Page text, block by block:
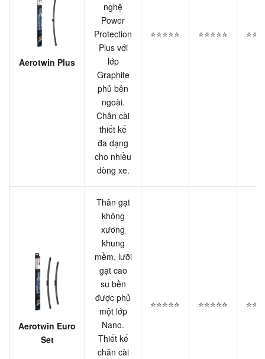
Aerotwin Plus
nghệ
Power
Protection
Plus với
lớp
Graphite
phủ bên
ngoài.
Chân cài
thiết kế
đa dạng
cho nhiều
dòng xe.
⭐⭐⭐⭐⭐ ⭐⭐⭐⭐⭐
Aerotwin Euro
Set
Thân gạt
không
xương
khung
mềm, lưỡi
gạt cao
su bền
được phủ
một lớp
Nano.
Thiết kế
chân cài
⭐⭐⭐⭐⭐ ⭐⭐⭐⭐⭐